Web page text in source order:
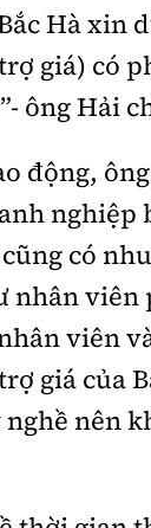
Hà xin
giá) có
ông Hải
động,
nghiệp
có
nhân
viên
giá của
nên